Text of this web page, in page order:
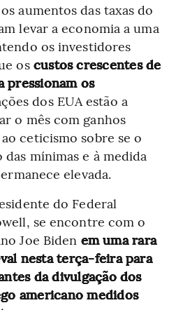
aumentos das taxas do
levar a economia a uma
os investidores
os custos crescentes de
pressionam os
dos EUA estão a
o mês com ganhos
ceticismo sobre se o
mínimas e à medida
elevada.
do Federal
se encontre com o
Joe Biden em uma rara
nesta terça-feira para
da divulgação dos
americano medidos